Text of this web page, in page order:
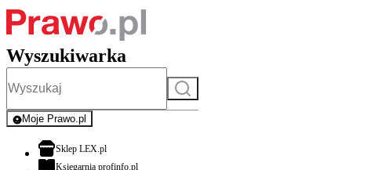
Wyszukiwarka
Szukaj
Moje Prawo.pl
- rejestracja i logowanie do serwisu
Sklep LEX.plotwiera się w nowej karcie
Księgarnia profinfo.plotwiera się w nowej karcie